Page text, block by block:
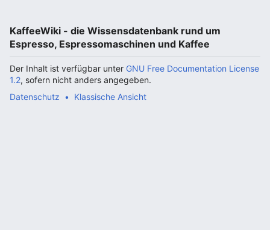
KaffeeWiki - die Wissensdatenbank rund um
Espresso, Espressomaschinen und Kaffee
Der Inhalt ist verfügbar unter GNU Free Documentation License
1.2, sofern nicht anders angegeben.
Datenschutz
Klassische Ansicht